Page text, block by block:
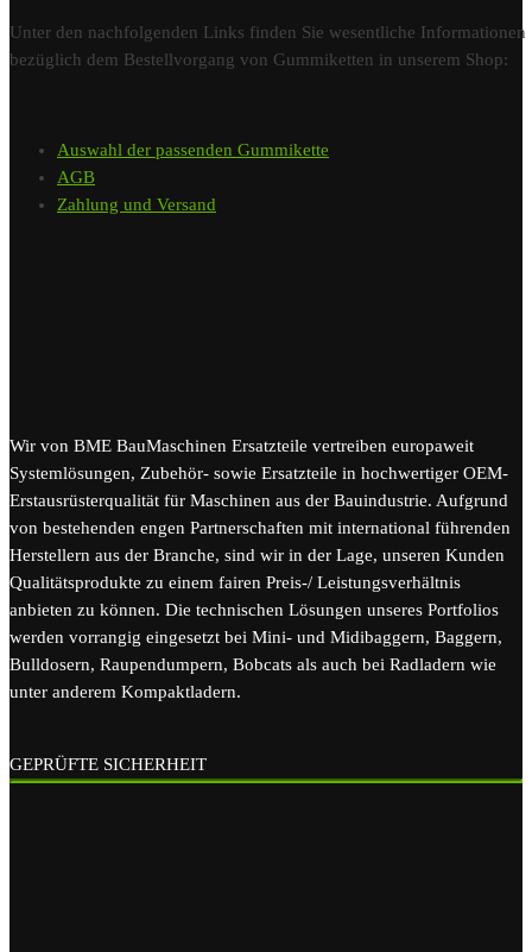
Unter den nachfolgenden Links finden Sie wesentliche Informationen
bezüglich dem Bestellvorgang von Gummiketten in unserem Shop:
Auswahl der passenden Gummikette
AGB
Zahlung und Versand
Wir von BME BauMaschinen Ersatzteile vertreiben europaweit
Systemlösungen, Zubehör- sowie Ersatzteile in hochwertiger OEM-
Erstausrüsterqualität für Maschinen aus der Bauindustrie. Aufgrund
von bestehenden engen Partnerschaften mit international führenden
Herstellern aus der Branche, sind wir in der Lage, unseren Kunden
Qualitätsprodukte zu einem fairen Preis-/ Leistungsverhältnis
anbieten zu können. Die technischen Lösungen unseres Portfolios
werden vorrangig eingesetzt bei Mini- und Midibaggern, Baggern,
Bulldosern, Raupendumpern, Bobcats als auch bei Radladern wie
unter anderem Kompaktladern.
GEPRÜFTE SICHERHEIT